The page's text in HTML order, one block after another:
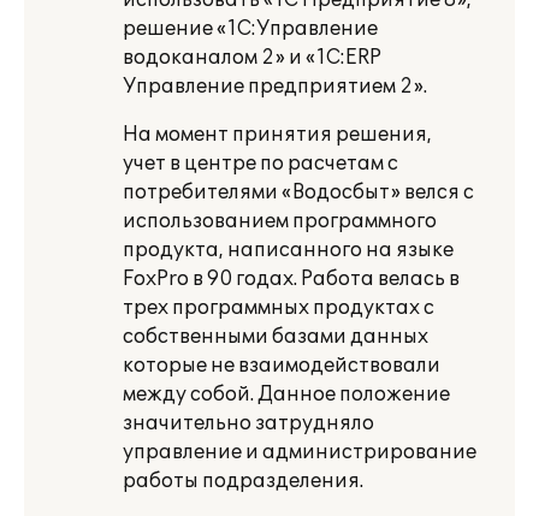
решение «1С:Управление
водоканалом 2» и «1С:ERP
Управление предприятием 2».
На момент принятия решения,
учет в центре по расчетам с
потребителями «Водосбыт» велся с
использованием программного
продукта, написанного на языке
FoxPro в 90 годах. Работа велась в
трех программных продуктах с
собственными базами данных
которые не взаимодействовали
между собой. Данное положение
значительно затрудняло
управление и администрирование
работы подразделения.